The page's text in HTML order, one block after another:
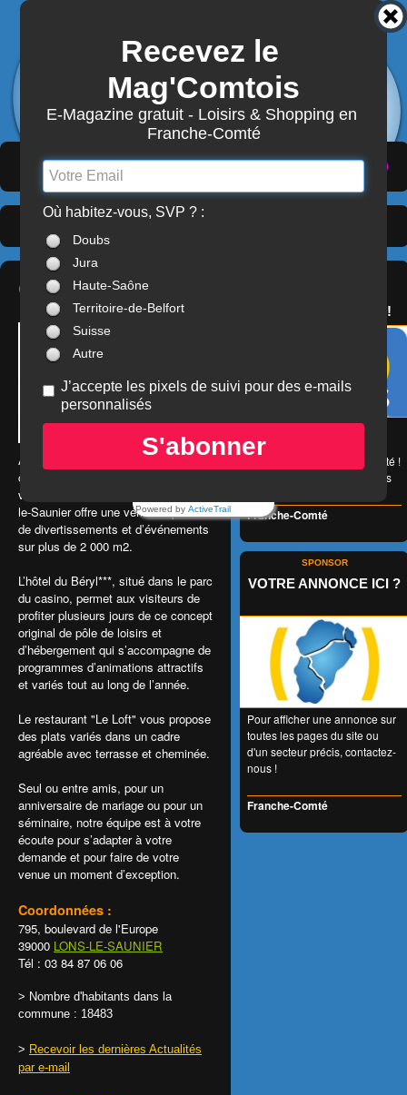
Franche-Comté
3872
7870
Abonnement Mag'Comtois
(ACTUALITÉS) (ANNUAIRE) (MON COMPTE )
Casinos
CASINO JOA
Aux abords de la ville, préfecture et
cité thermale, au cœur de la région
viticole du Jura, le casino de Lons-
le-Saunier offre une véritable palette
de divertissements et d’événements
sur plus de 2 000 m2.
L’hôtel du Béryl***, situé dans le parc
du casino, permet aux visiteurs de
profiter plusieurs jours de ce concept
original de pôle de loisirs et
d’hébergement qui s’accompagne de
programmes d’animations attractifs
et variés tout au long de l’année.
Le restaurant "Le Loft" vous propose
des plats variés dans un cadre
agréable avec terrasse et cheminée.
Seul ou entre amis, pour un
anniversaire de mariage ou pour un
séminaire, notre équipe est à votre
écoute pour s’adapter à votre
demande et pour faire de votre
venue un moment d’exception.
Coordonnées :
795, boulevard de l'Europe
39000 LONS-LE-SAUNIER
Tél : 03 84 87 06 06
> Nombre d'habitants dans la
commune : 18483
> Recevoir les dernières Actualités
par e-mail
LE PASS'COMTOIS !
😉 LA carte de réduction
accessible à tous et valable
1 an entier en Franche-Comté !
👍 + de 350 Partenaires dans
Franche-Comté
SPONSOR
VOTRE ANNONCE ICI ?
Pour afficher une annonce sur
toutes les pages du site ou
d'un secteur précis, contactez-
nous !
Franche-Comté
Recevez le
Mag'Comtois
E-Magazine gratuit - Loisirs & Shopping en
Franche-Comté
Où habitez-vous, SVP ? :
Doubs
Jura
Haute-Saône
Territoire-de-Belfort
Suisse
Autre
J’accepte les pixels de suivi pour des e-mails
personnalisés
S'abonner
Powered by ActiveTrail